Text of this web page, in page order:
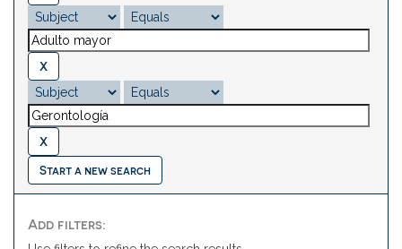
Start a new search
Add filters: